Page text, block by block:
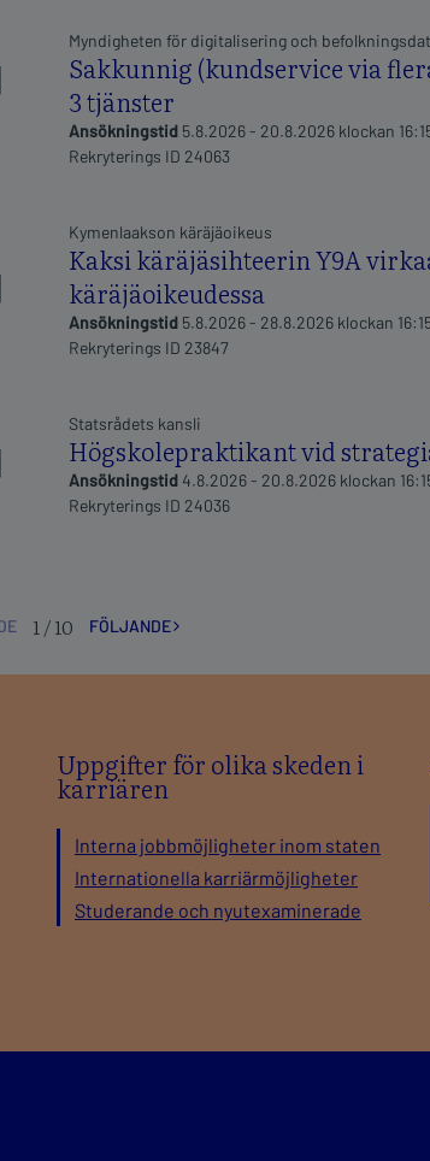
Uppgifter för olika skeden i
karriären
Interna jobbmöjligheter inom staten
Internationella karriärmöjligheter
Studerande och nyutexaminerade